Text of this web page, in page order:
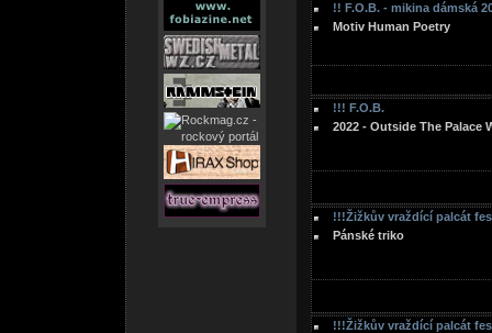
!! F.O.B. - mikina dámská
Motiv Human Poetry
!!! F.O.B.
2022 - Outside The Palace
!!!Žižkův vraždící palcát
Pánské triko
!!!Žižkův vraždící palcát